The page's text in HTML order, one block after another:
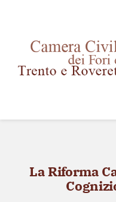
contenuto
News
La Riforma